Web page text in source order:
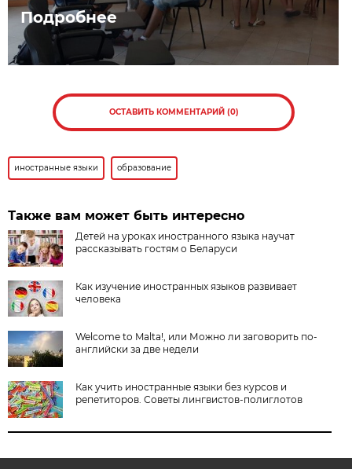
Подробнее
ОСТАВИТЬ КОММЕНТАРИЙ (0)
иностранные языки образование
Также вам может быть интересно
Детей на уроках иностранного языка научат
рассказывать гостям о Беларуси
Как изучение иностранных языков развивает
человека
Welcome to Malta!, или Можно ли заговорить по-
английски за две недели
Как учить иностранные языки без курсов и
репетиторов. Советы лингвистов-полиглотов